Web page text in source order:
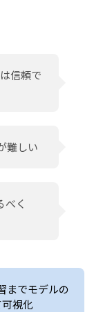
信頼で
難しい
べく
までモデルの
視化